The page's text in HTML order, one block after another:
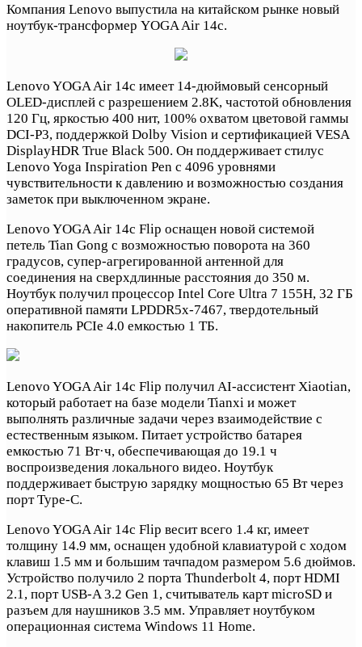
Компания Lenovo выпустила на китайском рынке новый
ноутбук-трансформер YOGA Air 14c.
Lenovo YOGA Air 14c имеет 14-дюймовый сенсорный
OLED-дисплей с разрешением 2.8K, частотой обновления
120 Гц, яркостью 400 нит, 100% охватом цветовой гаммы
DCI-P3, поддержкой Dolby Vision и сертификацией VESA
DisplayHDR True Black 500. Он поддерживает стилус
Lenovo Yoga Inspiration Pen с 4096 уровнями
чувствительности к давлению и возможностью создания
заметок при выключенном экране.
Lenovo YOGA Air 14c Flip оснащен новой системой
петель Tian Gong с возможностью поворота на 360
градусов, супер-агрегированной антенной для
соединения на сверхдлинные расстояния до 350 м.
Ноутбук получил процессор Intel Core Ultra 7 155H, 32 ГБ
оперативной памяти LPDDR5x-7467, твердотельный
накопитель PCIe 4.0 емкостью 1 ТБ.
Lenovo YOGA Air 14c Flip получил AI-ассистент Xiaotian,
который работает на базе модели Tianxi и может
выполнять различные задачи через взаимодействие с
естественным языком. Питает устройство батарея
емкостью 71 Вт·ч, обеспечивающая до 19.1 ч
воспроизведения локального видео. Ноутбук
поддерживает быструю зарядку мощностью 65 Вт через
порт Type-C.
Lenovo YOGA Air 14c Flip весит всего 1.4 кг, имеет
толщину 14.9 мм, оснащен удобной клавиатурой с ходом
клавиш 1.5 мм и большим тачпадом размером 5.6 дюймов.
Устройство получило 2 порта Thunderbolt 4, порт HDMI
2.1, порт USB-A 3.2 Gen 1, считыватель карт microSD и
разъем для наушников 3.5 мм. Управляет ноутбуком
операционная система Windows 11 Home.